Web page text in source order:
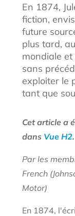
En 1874,
fiction,
future
plus tard,
mondiale
sans
exploiter le
tant que
Cet article a
dans Vue H2.
Par les
French
Motor)
En 1874,